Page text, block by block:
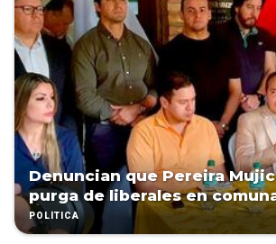
Denuncian que Pereira
purga de liberales en
POLÍTICA